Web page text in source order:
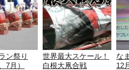
ン祭り
7月）
世界最大スケール！
白根大凧合戦
な
12